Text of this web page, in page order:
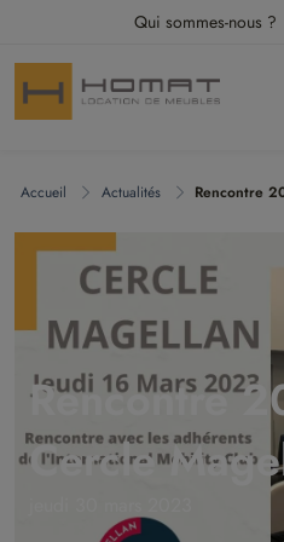
Qui sommes-nous ?
Accueil Actualités Rencontre
Rencontre
Cercle